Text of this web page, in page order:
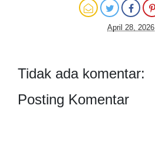
April 28, 2026
Tidak ada komentar:
Posting Komentar